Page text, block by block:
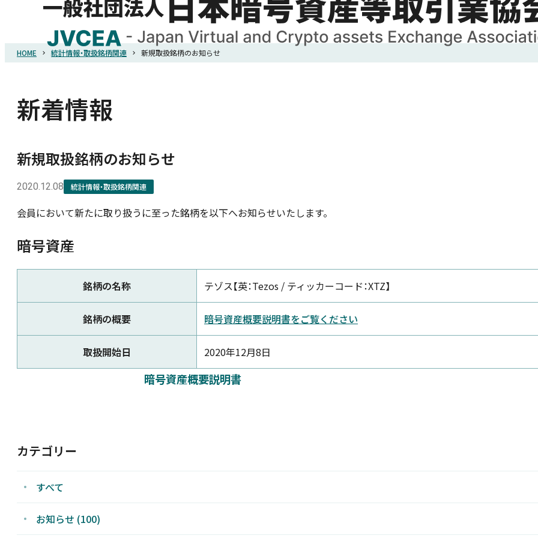
HOME
会員紹介
お問い合わせ
HOME 統計情報・取扱銘柄関連 新規取扱銘柄のお知らせ
新着情報
新規取扱銘柄のお知らせ
2020.12.08 統計情報・取扱銘柄関連
会員において新たに取り扱うに至った銘柄を以下へお知らせいたします。
暗号資産
銘柄の名称 テゾス【英：Tezos / ティッカーコード：XTZ】
銘柄の概要 暗号資産概要説明書をご覧ください
取扱開始日 2020年12月8日
暗号資産概要説明書
カテゴリー
すべて
お知らせ (100)